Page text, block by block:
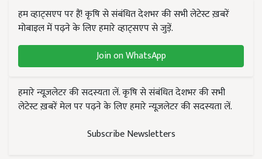
हम व्हाट्सएप पर हैं! कृषि से संबंधित देशभर की सभी लेटेस्ट ख़बरें
मोबाइल में पढ़ने के लिए हमारे व्हाट्सएप से जुड़ें.
Join on WhatsApp
हमारे न्यूज़लेटर की सदस्यता लें. कृषि से संबंधित देशभर की सभी
लेटेस्ट ख़बरें मेल पर पढ़ने के लिए हमारे न्यूज़लेटर की सदस्यता लें.
Subscribe Newsletters